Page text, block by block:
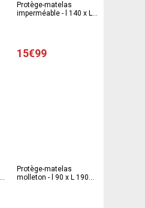
Protège-matelas
imperméable - l 140 x L
15€99
Protège-matelas
molleton - l 90 x L 190